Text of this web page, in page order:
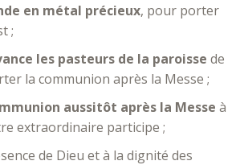
en métal précieux, pour porter
;
les pasteurs de la paroisse de
la communion après la Messe ;
aussitôt après la Messe à
extraordinaire participe ;
de Dieu et à la dignité des